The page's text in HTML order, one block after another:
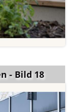
- Bild 18